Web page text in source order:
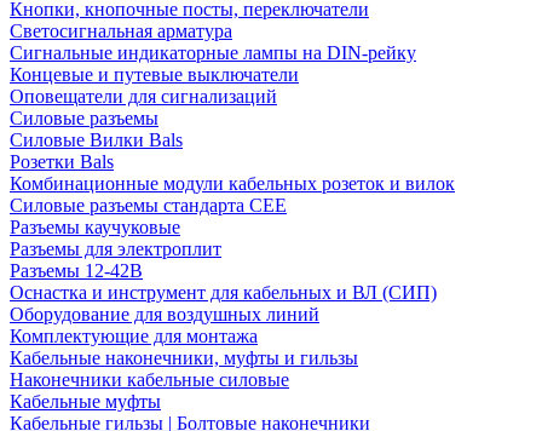
Кнопки, кнопочные посты, переключатели
Светосигнальная арматура
Сигнальные индикаторные лампы на DIN-рейку
Концевые и путевые выключатели
Оповещатели для сигнализаций
Силовые разъемы
Силовые Вилки Bals
Розетки Bals
Комбинационные модули кабельных розеток и вилок
Силовые разъемы стандарта CEE
Разъемы каучуковые
Разъемы для электроплит
Разъемы 12-42В
Оснастка и инструмент для кабельных и ВЛ (СИП)
Оборудование для воздушных линий
Комплектующие для монтажа
Кабельные наконечники, муфты и гильзы
Наконечники кабельные силовые
Кабельные муфты
Кабельные гильзы | Болтовые наконечники